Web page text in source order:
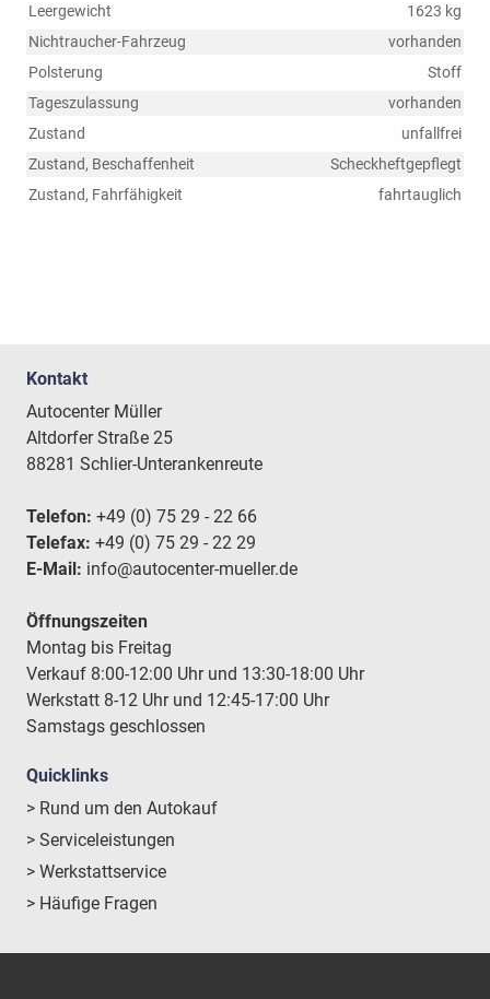
Leergewicht
1623 kg
Nichtraucher-Fahrzeug
vorhanden
Polsterung
Stoff
Tageszulassung
vorhanden
Zustand
unfallfrei
Zustand, Beschaffenheit
Scheckheftgepflegt
Zustand, Fahrfähigkeit
fahrtauglich
Kontakt
Autocenter Müller
Altdorfer Straße 25
88281 Schlier-Unterankenreute
Telefon: +49 (0) 75 29 - 22 66
Telefax: +49 (0) 75 29 - 22 29
E-Mail: info@autocenter-mueller.de
Öffnungszeiten
Montag bis Freitag
Verkauf 8:00-12:00 Uhr und 13:30-18:00 Uhr
Werkstatt 8-12 Uhr und 12:45-17:00 Uhr
Samstags geschlossen
Quicklinks
> Rund um den Autokauf
> Serviceleistungen
> Werkstattservice
> Häufige Fragen